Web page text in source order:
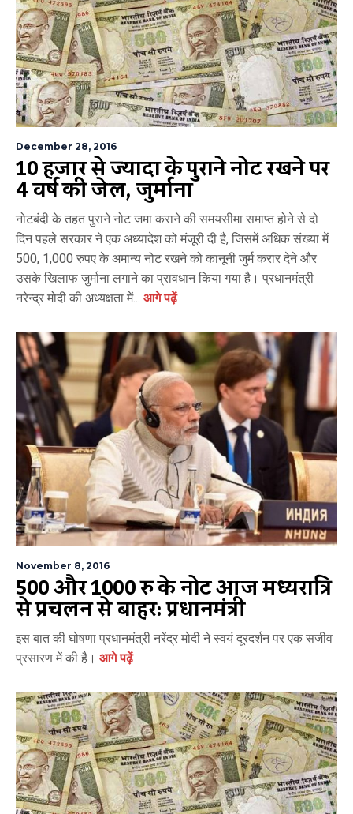
December 28, 2016
10 हजार से ज्यादा के पुराने नोट रखने पर
4 वर्ष की जेल, जुर्माना
नोटबंदी के तहत पुराने नोट जमा कराने की समयसीमा समाप्त होने से दो
दिन पहले सरकार ने एक अध्यादेश को मंजूरी दी है, जिसमें अधिक संख्या में
500, 1,000 रुपए के अमान्य नोट रखने को कानूनी जुर्म करार देने और
उसके खिलाफ जुर्माना लगाने का प्रावधान किया गया है। प्रधानमंत्री
नरेन्द्र मोदी की अध्यक्षता में... आगे पढ़ें
November 8, 2016
500 और 1000 रु के नोट आज मध्यरात्रि
से प्रचलन से बाहर: प्रधानमंत्री
इस बात की घोषणा प्रधानमंत्री नरेंद्र मोदी ने स्वयं दूरदर्शन पर एक सजीव
प्रसारण में की है। आगे पढ़ें